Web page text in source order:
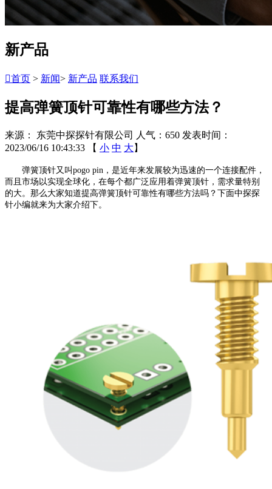
新产品
首页 > 新闻> 新产品 联系我们
提高弹簧顶针可靠性有哪些方法？
来源： 东莞中探探针有限公司 人气：650 发表时间：
2023/06/16 10:43:33
【 小 中 大 】
弹簧顶针又叫pogo pin，是近年来发展较为迅速的一个连接配件，
而且市场以实现全球化，在每个都广泛应用着弹簧顶针 ，需求量特别
的大。那么大家知道提高弹簧顶针可靠性有哪些方法吗？下面中探探
针小编就来为大家介绍下。